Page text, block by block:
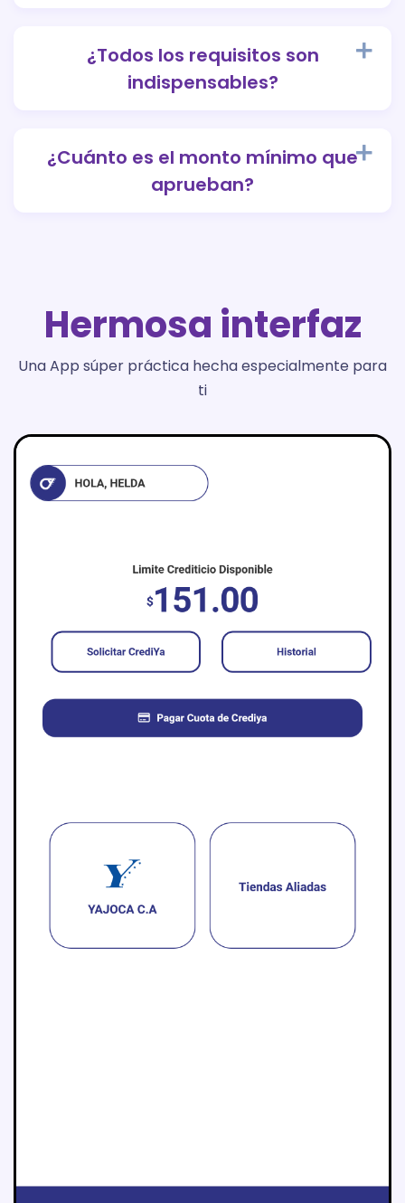
¿Todos los requisitos son
indispensables?
¿Cuánto es el monto mínimo que
aprueban?
Hermosa interfaz
Una App súper práctica hecha especialmente para
ti